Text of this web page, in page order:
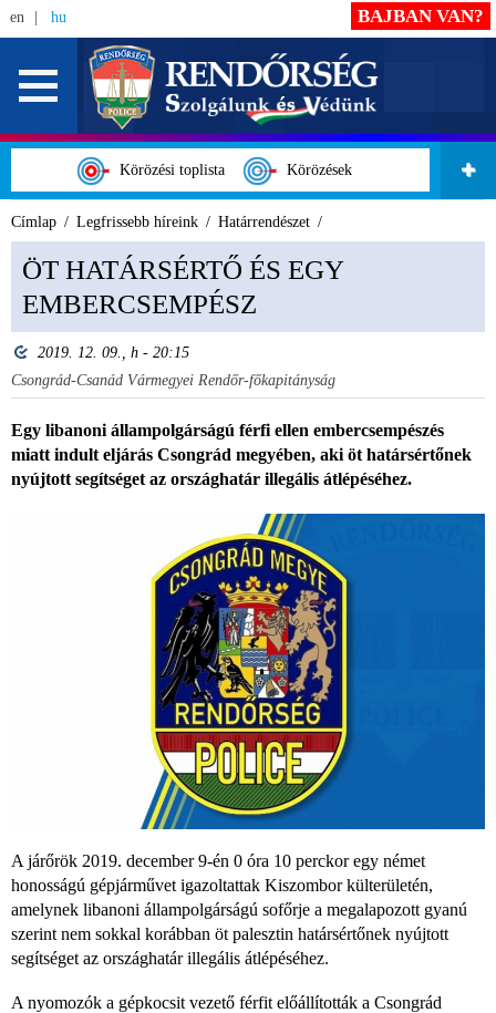
en hu
Körözési toplista Körözések
BAJBAN VAN?
Címlap Legfrissebb híreink Határrendészet
ÖT HATÁRSÉRTŐ ÉS EGY
EMBERCSEMPÉSZ
2019. 12. 09., h - 20:15
Csongrád-Csanád Vármegyei Rendőr-főkapitányság
Egy libanoni állampolgárságú férfi ellen embercsempészés
miatt indult eljárás Csongrád megyében, aki öt határsértőnek
nyújtott segítséget az országhatár illegális átlépéséhez.
A járőrök 2019. december 9-én 0 óra 10 perckor egy német
honosságú gépjárművet igazoltattak Kiszombor külterületén,
amelynek libanoni állampolgárságú sofőrje a megalapozott gyanú
szerint nem sokkal korábban öt palesztin határsértőnek nyújtott
segítséget az országhatár illegális átlépéséhez.
A nyomozók a gépkocsit vezető férfit előállították a Csongrád